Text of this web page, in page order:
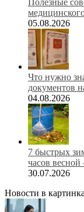
05.08.2026
Что нужно
документов
04.08.2026
7 быстрых
часов
30.07.2026
Новости в